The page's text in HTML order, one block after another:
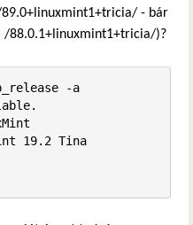
- bár
/88.0.1+linuxmint1+tricia/)?
-a
19.2 Tina